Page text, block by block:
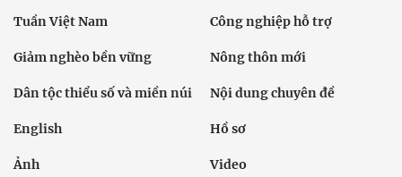
Tuần Việt Nam Công nghiệp hỗ trợ
Giảm nghèo bền vững Nông thôn mới
Dân tộc thiểu số và miền núi Nội dung chuyên đề
English Hồ sơ
Ảnh Video